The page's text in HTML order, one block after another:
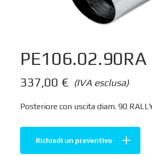
PE106.02.90RA
(IVA esclusa)
337,00 €
Posteriore con uscita diam. 90
Richiedi un preventivo